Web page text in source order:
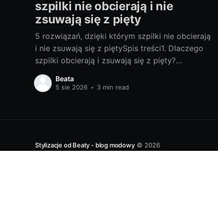
szpilki nie obcierają i nie
zsuwają się z pięty
5 rozwiązań, dzięki którym szpilki nie obcierają
i nie zsuwają się z piętySpis treści1. Dlaczego
szpilki obcierają i zsuwają się z pięty?
Najczęstsze przyczyny: Zbyt duży rozmiar lub
niewłaściwa tęgość sprawiają, że pięta „pływa”,
obcas
Beata
5 sie 2026 • 3 min read
Stylizacje od Beaty - blog modowy© 2026